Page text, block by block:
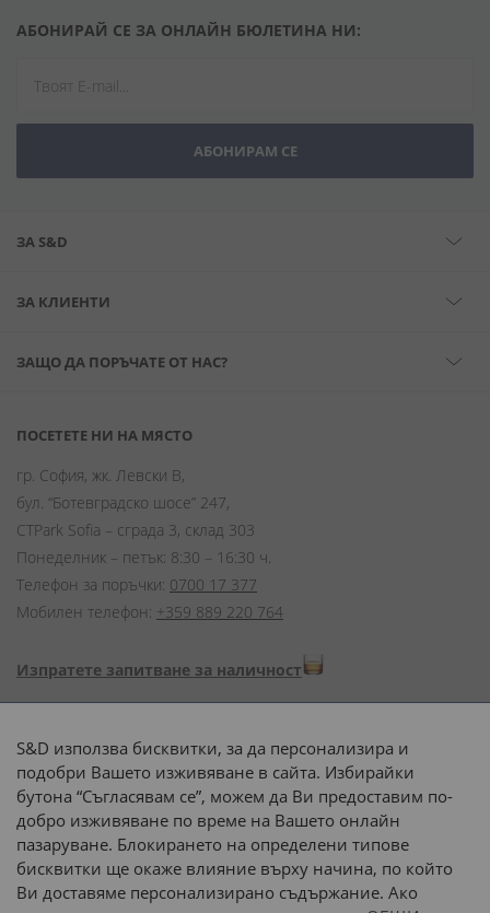
АБОНИРАЙ СЕ ЗА ОНЛАЙН БЮЛЕТИНА НИ:
АБОНИРАМ СЕ
ЗА S&D
ЗА КЛИЕНТИ
ЗАЩО ДА ПОРЪЧАТЕ ОТ НАС?
ПОСЕТЕТЕ НИ НА МЯСТО
гр. София, жк. Левски В,
бул. “Ботевградско шосе” 247,
CTPark Sofia – сграда 3, склад 303
Понеделник – петък: 8:30 – 16:30 ч.
Телефон за поръчки: 0700 17 377
Мобилен телефон: +359 889 220 764
Изпратете запитване за наличност
Начини на плащане:
Доставка до адрес с:
или
наш транспорт
S&D използва бисквитки, за да персонализира и
подобри Вашето изживяване в сайта. Избирайки
бутона “Съгласявам се”, можем да Ви предоставим по-
добро изживяване по време на Вашето онлайн
пазаруване. Блокирането на определени типове
бисквитки ще окаже влияние върху начина, по който
Ви доставяме персонализирано съдържание. Ако